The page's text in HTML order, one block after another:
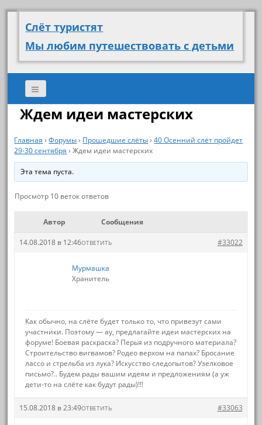
Слёт туристят
Мы любим путешествовать с детьми
Ждем идеи мастерских
Главная › Форумы › Прошедшие слёты › 40 Осенний слёт пройдет
29-30 сентября › Ждем идеи мастерских
Эта тема пуста.
Просмотр 10 веток ответов
Автор Сообщения
14.08.2018 в 12:46 #33022
ОТВЕТИТЬ
Мурмашка
Хранитель
Как обычно, на слёте будет только то, что привезут сами
участники. Поэтому — ау, предлагайте идеи мастерских на
форуме! Боевая раскраска? Перья из подручного материала?
Строительство вигвамов? Родео верхом на папах? Бросание
лассо и стрельба из лука? Искусство следопытов? Узелковое
письмо?.. Будем рады вашим идеям и предложениям (а уж
дети-то на слёте как будут рады)!!!
15.08.2018 в 23:49 #33063
ОТВЕТИТЬ